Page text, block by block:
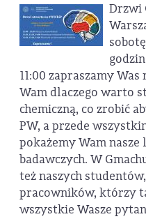
Drzwi
11:00 zapraszamy
Wam dlaczego warto
chemiczną, co zrobić
PW, a przede
pokażemy Wam
badawczych. W
też naszych
pracowników, którzy
wszystkie Wasze